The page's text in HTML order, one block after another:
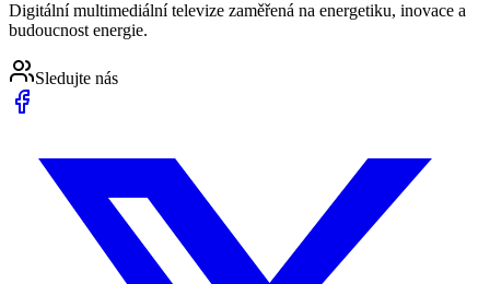
Digitální multimediální televize zaměřená na energetiku, inovace a
budoucnost energie.
Sledujte nás